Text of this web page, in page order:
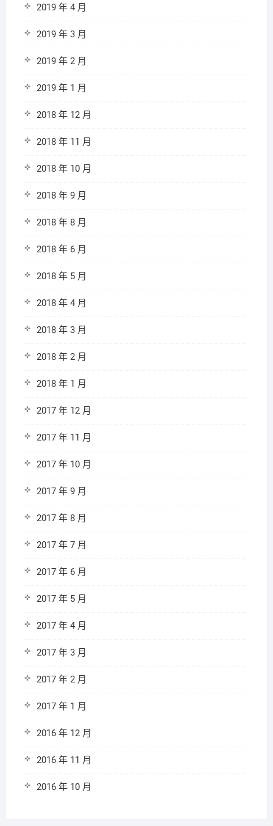
2019 年 4 月
2019 年 3 月
2019 年 2 月
2019 年 1 月
2018 年 12 月
2018 年 11 月
2018 年 10 月
2018 年 9 月
2018 年 8 月
2018 年 6 月
2018 年 5 月
2018 年 4 月
2018 年 3 月
2018 年 2 月
2018 年 1 月
2017 年 12 月
2017 年 11 月
2017 年 10 月
2017 年 9 月
2017 年 8 月
2017 年 7 月
2017 年 6 月
2017 年 5 月
2017 年 4 月
2017 年 3 月
2017 年 2 月
2017 年 1 月
2016 年 12 月
2016 年 11 月
2016 年 10 月